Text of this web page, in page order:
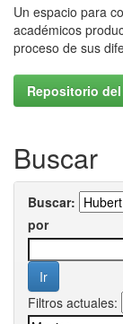
Un espacio para
académicos
proceso de sus
Repositorio del
Buscar
Buscar:
por
Filtros actuales: